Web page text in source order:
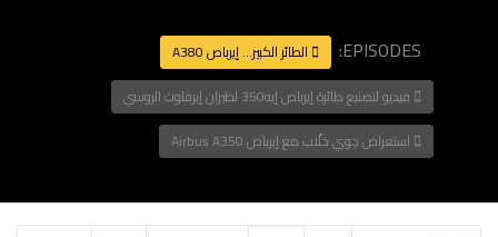
NOW PLAYING
EPISODES:
الطائر الكبير… إيرباص A380
فيديو لتصنيع طائرة إيرباص إيه350 لطيران إيرفلوت الروسي
استعراض جوي خلّاب مع إيرباص Airbus A350